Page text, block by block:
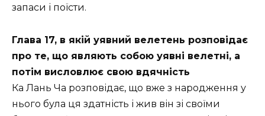
запаси і поїсти.
Глава 17, в якій уявний велетень розповідає
про те, що являють собою уявні велетні, а
потім висловлює свою вдячність
Ка Лань Ча розповідає, що вже з народження у
нього була ця здатність і жив він зі своїми